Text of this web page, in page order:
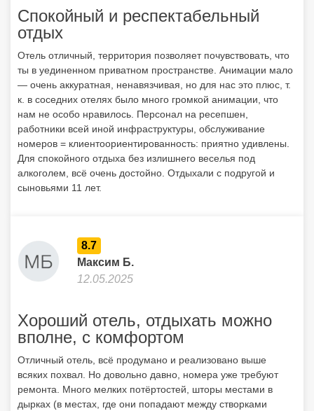
Спокойный и респектабельный
отдых
Отель отличный, территория позволяет почувствовать, что
ты в уединенном приватном пространстве. Анимации мало
— очень аккуратная, ненавязчивая, но для нас это плюс, т.
к. в соседних отелях было много громкой анимации, что
нам не особо нравилось. Персонал на ресепшен,
работники всей иной инфраструктуры, обслуживание
номеров = клиентоориентированность: приятно удивлены.
Для спокойного отдыха без излишнего веселья под
алкоголем, всё очень достойно. Отдыхали с подругой и
сыновьями 11 лет.
8.7
Максим Б.
12.05.2025
Хороший отель, отдыхать можно
вполне, с комфортом
Отличный отель, всё продумано и реализовано выше
всяких похвал. Но довольно давно, номера уже требуют
ремонта. Много мелких потёртостей, шторы местами в
дырках (в местах, где они попадают между створками